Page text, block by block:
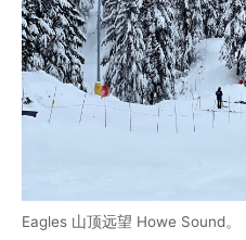
Eagles 山顶远望 Howe Sound。